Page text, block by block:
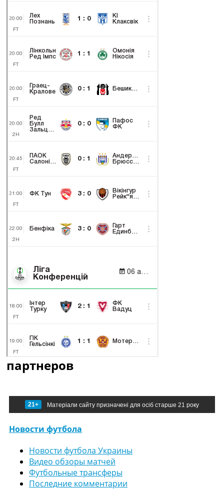
партнеров
21+ Матеріали сайту призначені для осіб старше 21 року
Новости футбола
Новости футбола Украины
Видео обзоры матчей
Футбольные трансферы
Последние комментарии